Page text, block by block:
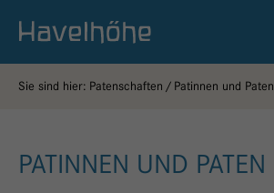
Sie sind hier: Patenschaften Patinnen und Paten
PATINNEN UND PATEN